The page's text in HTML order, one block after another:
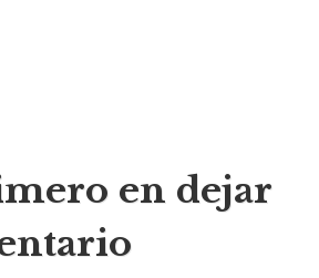
en dejar